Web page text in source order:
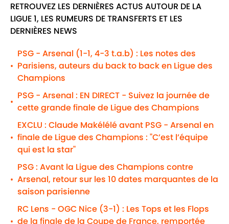
RETROUVEZ LES DERNIÈRES ACTUS AUTOUR DE LA
LIGUE 1, LES RUMEURS DE TRANSFERTS ET LES
DERNIÈRES NEWS
•
PSG - Arsenal (1-1, 4-3 t.a.b) : Les notes des
Parisiens, auteurs du back to back en Ligue des
Champions
•
PSG - Arsenal : EN DIRECT - Suivez la journée de
cette grande finale de Ligue des Champions
•
EXCLU : Claude Makélélé avant PSG - Arsenal en
finale de Ligue des Champions : "C’est l’équipe
qui est la star"
•
PSG : Avant la Ligue des Champions contre
Arsenal, retour sur les 10 dates marquantes de la
saison parisienne
•
RC Lens - OGC Nice (3-1) : Les Tops et les Flops
de la finale de la Coupe de France, remportée